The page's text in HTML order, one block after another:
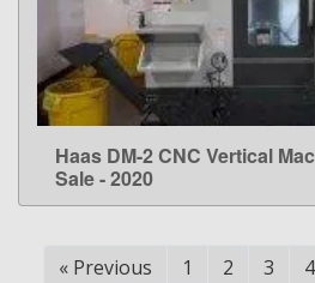
LEARN
Haas DM-2 CNC Vertical
Sale - 2020
« Previous 1 2 3 4